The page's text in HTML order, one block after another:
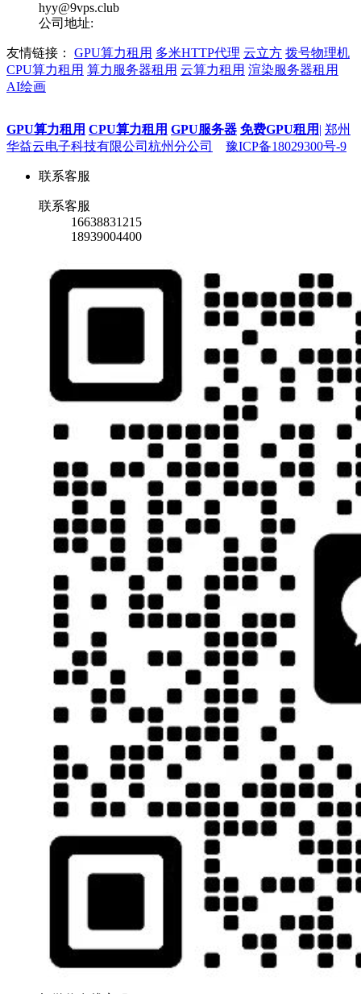
hyy@9vps.club
公司地址:
友情链接： GPU算力租用 多米HTTP代理 云立方 拨号物理机
CPU算力租用 算力服务器租用 云算力租用 渲染服务器租用
AI绘画
GPU算力租用 CPU算力租用 GPU服务器 免费GPU租用 | 郑州
华益云电子科技有限公司杭州分公司
豫ICP备18029300号-9
联系客服
联系客服
16638831215
18939004400